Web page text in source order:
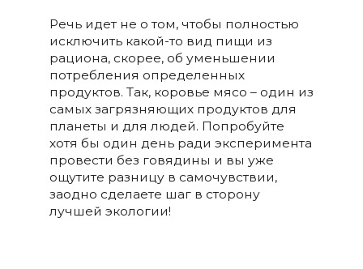
Речь идет не о том, чтобы полностью
исключить какой-то вид пищи из
рациона, скорее, об уменьшении
потребления определенных
продуктов. Так, коровье мясо – один из
самых загрязняющих продуктов для
планеты и для людей. Попробуйте
хотя бы один день ради эксперимента
провести без говядины и вы уже
ощутите разницу в самочувствии,
заодно сделаете шаг в сторону
лучшей экологии!